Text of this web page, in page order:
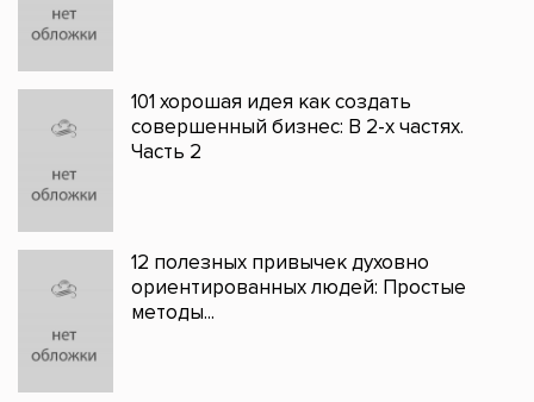
101 хорошая идея как создать
совершенный бизнес: В 2-х частях.
Часть 2
12 полезных привычек духовно
ориентированных людей: Простые
методы...